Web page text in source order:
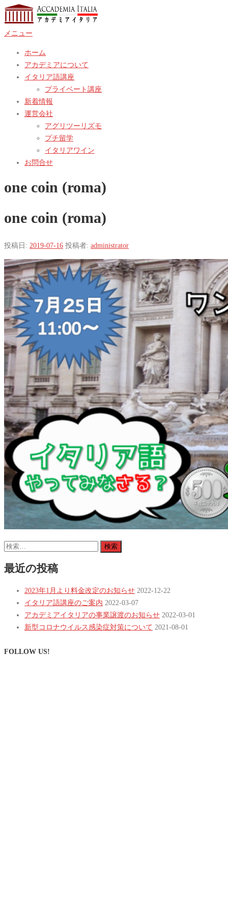
コ
ン
テメニュー
ホーム
アカデミアについて
イタリア語講座
プライベート講座
新着情報
運営会社
アグリツーリズモ
プチ留学
イタリアワイン
お問合せ
one coin (roma)
one coin (roma)
投稿日: 2019-07-16 投稿者: administrator
検
最近の投稿
2023年1月より料金改定のお知らせ 2022-12-22
イタリア語講座のご案内 2022-03-07
アカデミアイタリアの事業譲渡のお知らせ 2022-03-01
新型コロナウイルス感染症対策について 2021-08-01
FOLLOW US!